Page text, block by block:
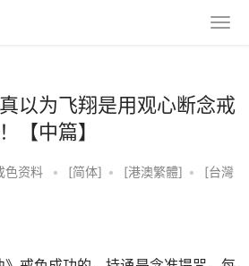
以为飞翔是用观心断念戒
【中篇】
色资料 • [简体] • [港澳繁體] •
[台灣